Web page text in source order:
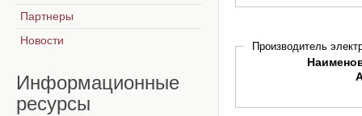
Производитель
Партнеры
Новости
Информационные
ресурсы